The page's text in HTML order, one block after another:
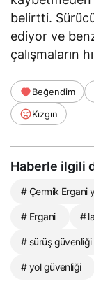
belirtti.
ediyor ve
çalışmaların
Beğendim
Kızgın
Haberle ilgili
# Çermik Ergani
# Ergani #
# sürüş güvenliği
# yol güvenliği